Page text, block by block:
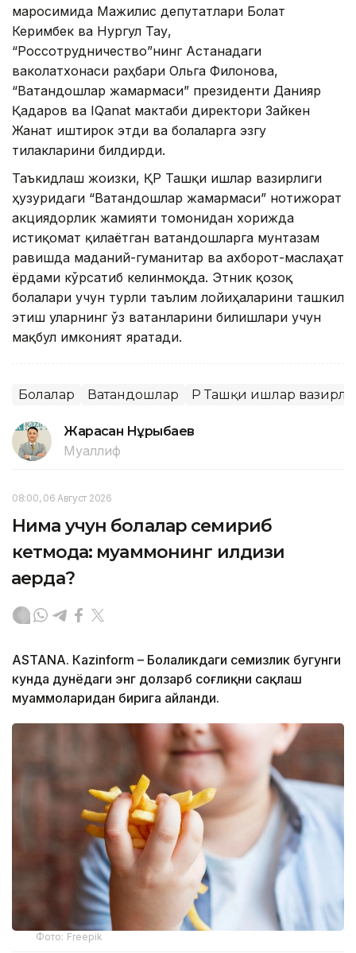
маросимида Мажилис депутатлари Болат
Керимбек ва Нургул Тау,
“Россотрудничество”нинг Астанадаги
ваколатхонаси раҳбари Ольга Филонова,
“Ватандошлар жамғармаси” президенти Данияр
Қадаров ва IQanat мактаби директори Зайкен
Жанат иштирок этди ва болаларга эзгу
тилакларини билдирди.
Таъкидлаш жоизки, ҚР Ташқи ишлар вазирлиги
ҳузуридаги “Ватандошлар жамғармаси” нотижорат
акциядорлик жамияти томонидан хорижда
истиқомат қилаётган ватандошларга мунтазам
равишда маданий-гуманитар ва ахборот-маслаҳат
ёрдами кўрсатиб келинмоқда. Этник қозоқ
болалари учун турли таълим лойиҳаларини ташкил
этиш уларнинг ўз ватанларини билишлари учун
мақбул имконият яратади.
Болалар Ватандошлар ҚР Ташқи ишлар
Жарасқан Нұрыбаев
Муаллиф
08:00, 06 Август 2026
Нима учун болалар семириб
кетмоқда: муаммонинг илдизи
қаерда?
ASTANА. Кazinform – Болаликдаги семизлик бугунги
кунда дунёдаги энг долзарб соғлиқни сақлаш
муаммоларидан бирига айланди.
Фото: Freepik